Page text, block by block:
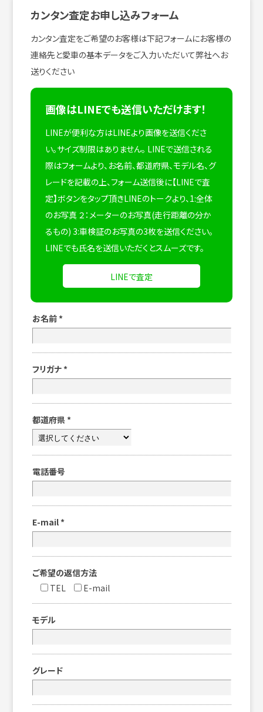
カンタン査定お申し込みフォーム
カンタン査定をご希望のお客様は下記フォームにお客様の
連絡先と愛車の基本データをご入力いただいて弊社へお
送りください
画像はLINEでも送信いただけます！
LINEが便利な方はLINEより画像を送信くださ
い。サイズ制限はありません。 LINEで送信される
際はフォームより、お名前、都道府県、モデル名、グ
レードを記載の上、フォーム送信後に【LINEで査
定】ボタンをタップ頂きLINEのトークより、1:全体
のお写真 ２：メーターのお写真(走行距離の分か
るもの) 3:車検証のお写真の3枚を送信ください。
LINEでも氏名を送信いただくとスムーズです。
LINEで査定
お名前 *
フリガナ *
都道府県 *
電話番号
E-mail *
ご希望の返信方法
TEL
E-mail
モデル
グレード